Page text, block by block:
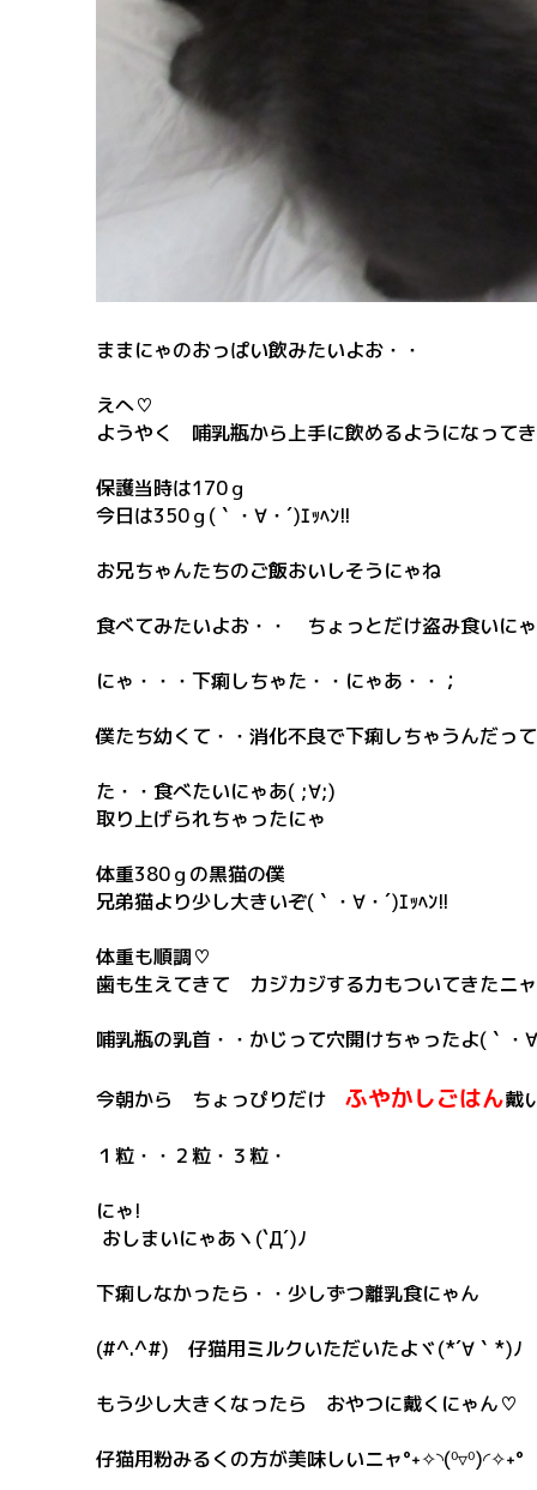
ままにゃのおっぱい飲みたいよお・・
えへ♡
ようやく 哺乳瓶から上手に飲めるようになって
保護当時は170ｇ
今日は350ｇ(｀・∀・´)ｴｯﾍﾝ!!
お兄ちゃんたちのご飯おいしそうにゃね
食べてみたいよお・・ ちょっとだけ盗み食いにゃ
にゃ・・・下痢しちゃた・・にゃあ・・；
僕たち幼くて・・消化不良で下痢しちゃうんだっ
た・・食べたいにゃあ( ;∀;)
取り上げられちゃったにゃ
体重380ｇの黒猫の僕
兄弟猫より少し大きいぞ(｀・∀・´)ｴｯﾍﾝ!!
体重も順調♡
歯も生えてきて カジカジする力もついてきたニ
哺乳瓶の乳首・・かじって穴開けちゃったよ(｀・
今朝から ちょっぴりだけ ふやかしごはん戴
１粒・・２粒・３粒・
にゃ!
おしまいにゃあヽ(`Д´)ﾉ
下痢しなかったら・・少しずつ離乳食にゃん
(#^.^#) 仔猫用ミルクいただいたよヾ(*´∀｀*)ﾉ
もう少し大きくなったら おやつに戴くにゃん♡
仔猫用粉みるくの方が美味しいニャ°˖✧◝(⁰▿⁰)◜✧˖°